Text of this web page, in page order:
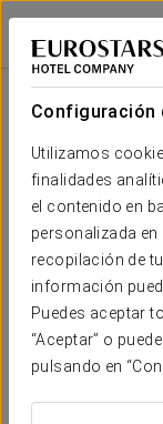
Configuración
Utilizamos
finalidades
el contenido en
personalizada en
recopilación de
información
Puedes aceptar
“Aceptar” o
pulsando en
Exe Sevilla Macarena
SEVILLA
Tu boda
Imagina tu día
en el corazón
Exe Sevilla
perfecto para
Nuestro equipo
vuestra
camino. Ellos